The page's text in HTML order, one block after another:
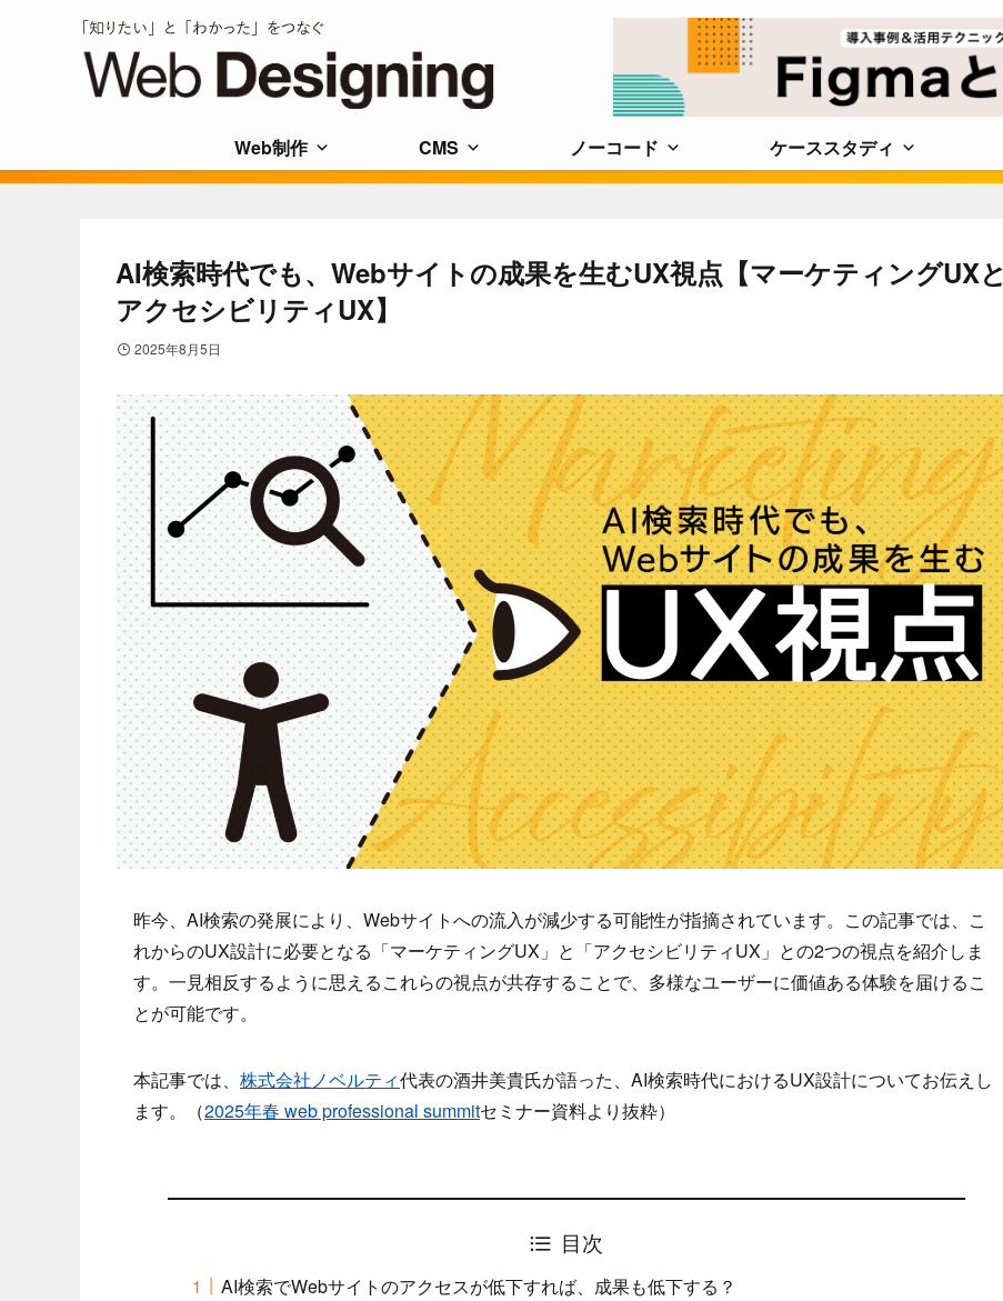
Web制作 CMS ノーコード ケーススタディ
AI検索時代でも、Webサイトの成果を生むUX視点【マーケティングUXと
アクセシビリティUX】
2025年8月5日
昨今、AI検索の発展により、Webサイトへの流入が減少する可能性が指摘されています。この記事では、こ
れからのUX設計に必要となる「マーケティングUX」と「アクセシビリティUX」との2つの視点を紹介しま
す。一見相反するように思えるこれらの視点が共存することで、多様なユーザーに価値ある体験を届けるこ
とが可能です。
本記事では、 株式会社ノベルティ代表の酒井美貴氏が語った、AI検索時代におけるUX設計についてお伝えし
ます。（2025年春 web professional summitセミナー資料より抜粋）
目次
AI検索でWebサイトのアクセスが低下すれば、成果も低下する？